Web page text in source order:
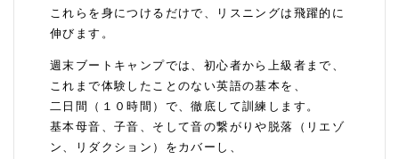
これらを身につけるだけで、リスニングは飛躍的に
伸びます。
週末ブートキャンプでは、初心者から上級者まで、
これまで体験したことのない英語の基本を、
二日間（１０時間）で、徹底して訓練します。
基本母音、子音、そして音の繋がりや脱落（リエゾ
ン、リダクション）をカバーし、